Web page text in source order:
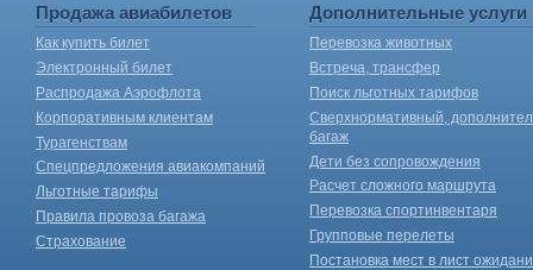
Продажа авиабилетов
Как купить билет
Электронный билет
Распродажа Аэрофлота
Корпоративным клиентам
Турагенствам
Спецпредложения авиакомпаний
Льготные тарифы
Правила провоза багажа
Страхование
Дополнительные услуги
Перевозка животных
Встреча, трансфер
Поиск льготных тарифов
Сверхнормативный,
багаж
Дети без сопровождения
Расчет сложного маршрута
Перевозка спортинвентаря
Групповые перелеты
Постановка мест в лист